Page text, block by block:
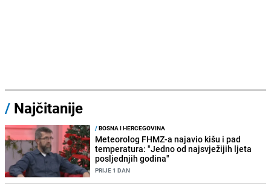
/ Najčitanije
/BOSNA I HERCEGOVINA
Meteorolog FHMZ-a najavio kišu i pad
temperatura: "Jedno od najsvježijih ljeta
posljednjih godina"
PRIJE 1 DAN